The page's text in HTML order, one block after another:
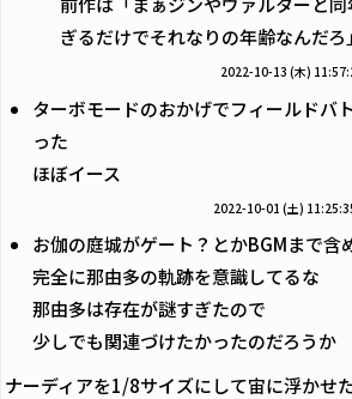
ぎるだけでそれなりの年齢なんだ
2022-10-13 (木)
ターボモードのおかげでフィールドバ
った
ほぼイース
2022-10-01 (土)
お伽の庭城がゲート？とかBGMまで含
完全に那由多の軌跡を意識してるな
那由多は存在が謎すぎたので
少しでも関連づけたかったのだろうか
ナーディアを1/8サイズにして宙に浮かせ